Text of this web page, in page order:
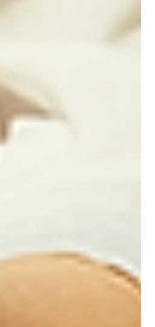
(29) a Uber aceitará pagamento de
início a opção estará disponível